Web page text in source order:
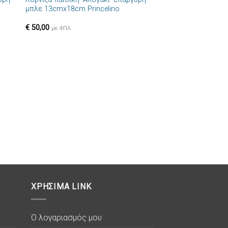
Πρόσθήκη
στην λίστα
μπλε 13cmx18cm Princelino
€50,00 με ΦΠΑ
ΧΡΗΣΙΜΑ LINK
Ο λογαριασμός μου